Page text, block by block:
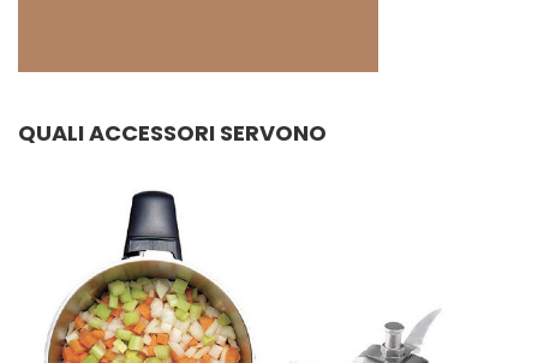
QUALI ACCESSORI SERVONO